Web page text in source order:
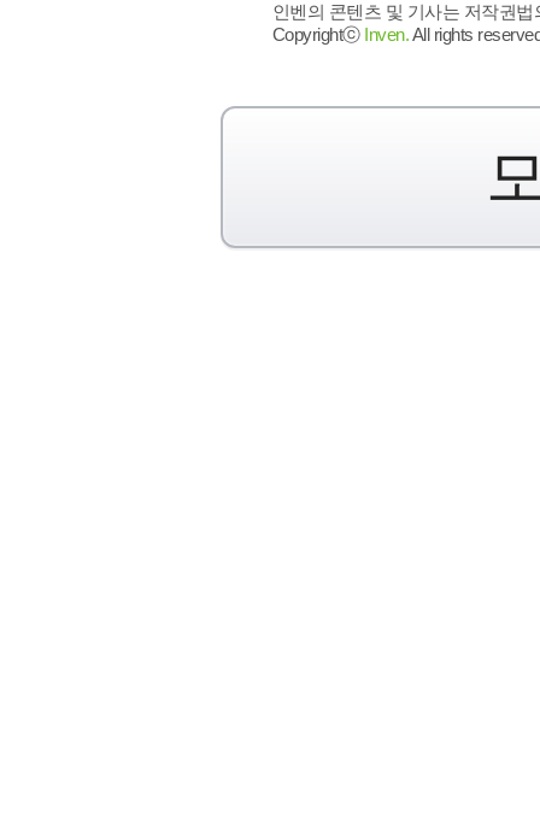
인벤의 콘텐츠 및 기사는 저작권
Copyrightⓒ Inven.All rights